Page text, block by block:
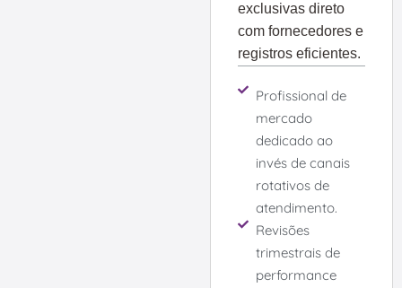
exclusivas direto
com fornecedores e
registros eficientes.
Profissional de
mercado
dedicado ao
invés de canais
rotativos de
atendimento.
Revisões
trimestrais de
performance